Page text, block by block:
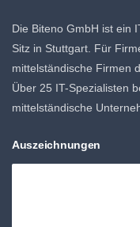
Die Biteno GmbH ist ein
Sitz in Stuttgart. Für
mittelständische Firmen
Über 25 IT-Spezialisten
mittelständische
Auszeichnungen